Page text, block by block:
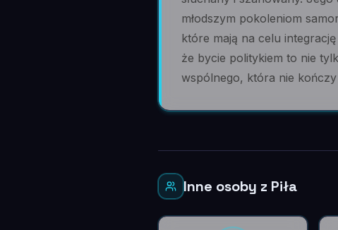
młodszym pokoleniom
które mają na celu
że bycie politykiem to nie
wspólnego, która nie
Inne osoby z Piła